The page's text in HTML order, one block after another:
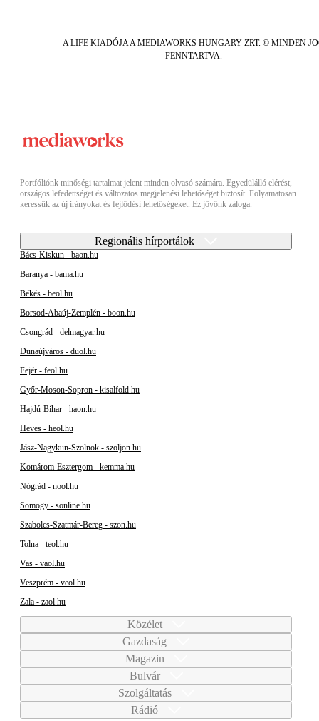
A LIFE KIADÓJA A MEDIAWORKS HUNGARY ZRT. © MINDEN
FENNTARTVA.
Portfóliónk minőségi tartalmat jelent minden olvasó számára. Egyedülálló elérést,
országos lefedettséget és változatos megjelenési lehetőséget biztosít. Folyamatosan
keressük az új irányokat és fejlődési lehetőségeket. Ez jövőnk záloga.
Regionális hírportálok
Bács-Kiskun - baon.hu
Baranya - bama.hu
Békés - beol.hu
Borsod-Abaúj-Zemplén - boon.hu
Csongrád - delmagyar.hu
Dunaújváros - duol.hu
Fejér - feol.hu
Győr-Moson-Sopron - kisalfold.hu
Hajdú-Bihar - haon.hu
Heves - heol.hu
Jász-Nagykun-Szolnok - szoljon.hu
Komárom-Esztergom - kemma.hu
Nógrád - nool.hu
Somogy - sonline.hu
Szabolcs-Szatmár-Bereg - szon.hu
Tolna - teol.hu
Vas - vaol.hu
Veszprém - veol.hu
Zala - zaol.hu
Közélet
Gazdaság
Magazin
Bulvár
Szolgáltatás
Rádió